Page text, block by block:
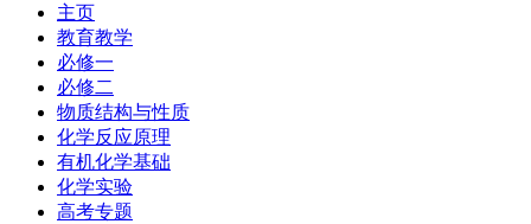
主页
教育教学
必修一
必修二
物质结构与性质
化学反应原理
有机化学基础
化学实验
高考专题